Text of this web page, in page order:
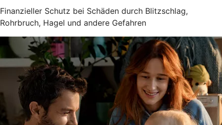
Finanzieller Schutz bei Schäden durch Blitzschlag,
Rohrbruch, Hagel und andere Gefahren